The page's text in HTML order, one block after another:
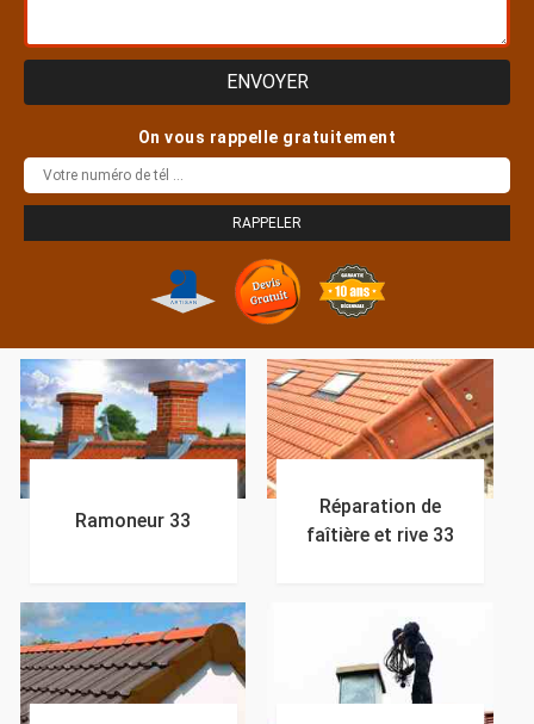
On vous rappelle gratuitement
Ramoneur 33
Réparation de
faîtière et rive 33